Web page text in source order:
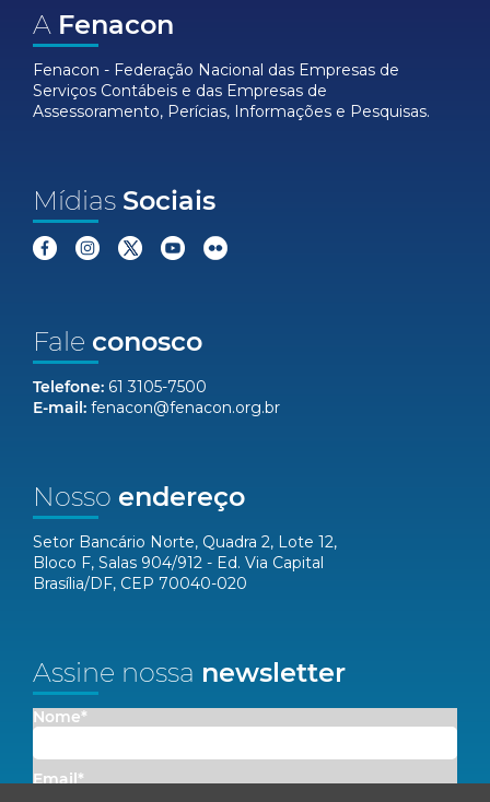
A Fenacon
Fenacon - Federação Nacional das Empresas de
Serviços Contábeis e das Empresas de
Assessoramento, Perícias, Informações e Pesquisas.
Mídias Sociais
Fale conosco
Telefone: 61 3105-7500
E-mail: fenacon@fenacon.org.br
Nosso endereço
Setor Bancário Norte, Quadra 2, Lote 12,
Bloco F, Salas 904/912 - Ed. Via Capital
Brasília/DF, CEP 70040-020
Assine nossa newsletter
Nome*
Email*